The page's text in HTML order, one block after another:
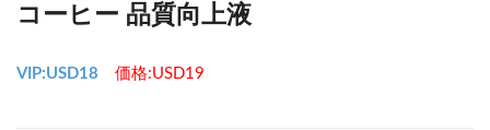
コーヒー 品質向上液
VIP:USD18 価格:USD19